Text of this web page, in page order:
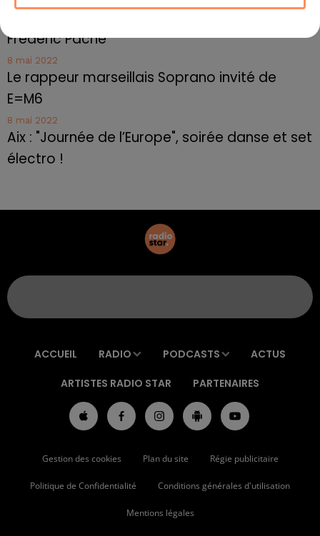
Frédéric Pache
8 mai 2022
Le rappeur marseillais Soprano invité de
E=M6
8 mai 2022
Aix : "Journée de l’Europe", soirée danse et set
électro !
ACCUEIL RADIO PODCASTS ACTUS
ARTISTES RADIO STAR PARTENAIRES
Gestion des cookies Plan du site Régie publicitaire
Politique de Confidentialité Conditions générales d'utilisation
Mentions légales